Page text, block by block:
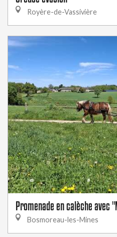
Royère-de-Vassivière
Promenade en calèche avec
Bosmoreau-les-Mines